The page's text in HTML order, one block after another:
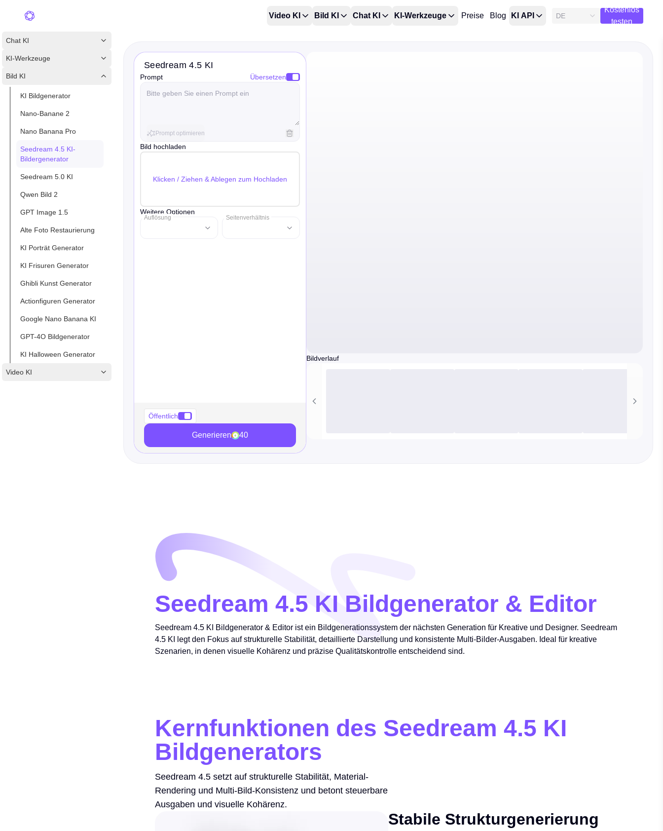
Video KI Bild KI Chat KI KI-Werkzeuge Preise Blog KI API DE
Kostenlos
testen
Chat KI
KI-Werkzeuge
Bild KI
KI Bildgenerator
Nano-Banane 2
Nano Banana Pro
Seedream 4.5 KI-
Bildergenerator
Seedream 5.0 KI
Qwen Bild 2
GPT Image 1.5
Alte Foto Restaurierung
KI Porträt Generator
KI Frisuren Generator
Ghibli Kunst Generator
Actionfiguren Generator
Google Nano Banana KI
GPT-4O Bildgenerator
KI Halloween Generator
Video KI
Seedream 4.5 KI
Prompt Übersetzen
Prompt optimieren
Bild hochladen
Klicken / Ziehen & Ablegen zum Hochladen
Weitere Optionen
Auflösung Seitenverhältnis
Öffentlich
Generieren 40
Bildverlauf
Seedream 4.5 KI Bildgenerator & Editor
Seedream 4.5 KI Bildgenerator & Editor ist ein Bildgenerationssystem der nächsten Generation für Kreative und Designer. Seedream
4.5 KI legt den Fokus auf strukturelle Stabilität, detaillierte Darstellung und konsistente Multi-Bilder-Ausgaben. Ideal für kreative
Szenarien, in denen visuelle Kohärenz und präzise Qualitätskontrolle entscheidend sind.
Kernfunktionen des Seedream 4.5 KI
Bildgenerators
Seedream 4.5 setzt auf strukturelle Stabilität, Material-
Rendering und Multi-Bild-Konsistenz und betont steuerbare
Ausgaben und visuelle Kohärenz.
Stabile Strukturgenerierung